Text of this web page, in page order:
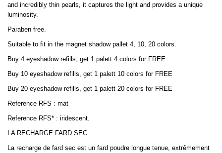
and incredibly thin pearls, it captures the light and provides a unique
luminosity.
Paraben free.
Suitable to fit in the magnet shadow pallet 4, 10, 20 colors.
Buy 4 eyeshadow refills, get 1 palett 4 colors for FREE
Buy 10 eyeshadow refills, get 1 palett 10 colors for FREE
Buy 20 eyeshadow refills, get 1 palett 20 colors for FREE
Reference RFS : mat
Reference RFS* : iridescent.
LA RECHARGE FARD SEC
La recharge de fard sec est un fard poudre longue tenue, extrêmement